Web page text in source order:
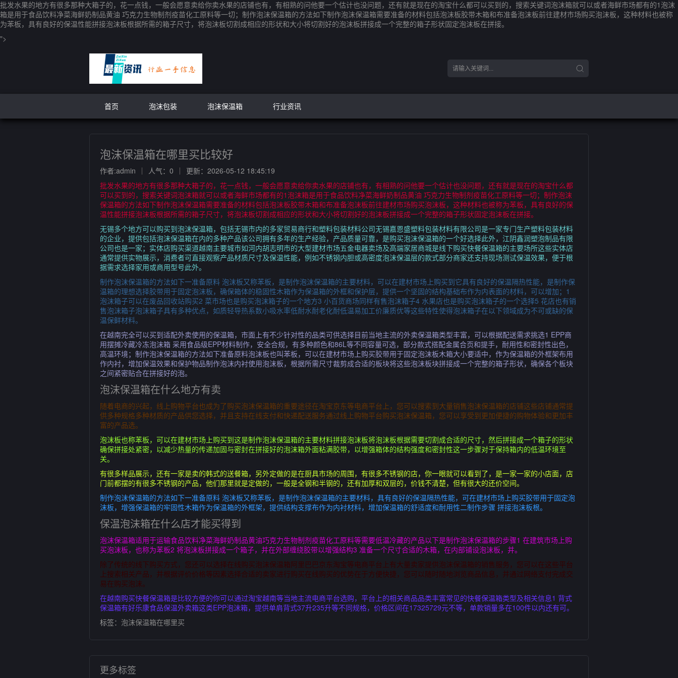
批发水果的地方有很多那种大箱子的，花一点钱，一般会愿意卖给你卖水果的店铺也有，有相熟的问他要一个估计也没问题，还有就是现在的淘宝什么都可以买到的，搜索关键词泡沫箱就可以或者海鲜市场都有的1泡沫
箱是用于食品饮料净菜海鲜奶制品黄油 巧克力生物制剂疫苗化工原料等一切；制作泡沫保温箱的方法如下制作泡沫保温箱需要准备的材料包括泡沫板胶带木箱和布准备泡沫板前往建材市场购买泡沫板，这种材料也被称
为苯板，具有良好的保温性能拼接泡沫板根据所需的箱子尺寸，将泡沫板切割成相应的形状和大小将切割好的泡沫板拼接成一个完整的箱子形状固定泡沫板在拼接。
">
首页 泡沫包装 泡沫保温箱 行业资讯
泡沫保温箱在哪里买比较好
作者:admin 人气：0
更新：2026-05-12 18:45:19
批发水果的地方有很多那种大箱子的，花一点钱，一般会愿意卖给你卖水果的店铺也有，有相熟的问他要一个估计也没问题，还有就是现在的淘宝什么都
可以买到的，搜索关键词泡沫箱就可以或者海鲜市场都有的1泡沫箱是用于食品饮料净菜海鲜奶制品黄油 巧克力生物制剂疫苗化工原料等一切；制作泡沫
保温箱的方法如下制作泡沫保温箱需要准备的材料包括泡沫板胶带木箱和布准备泡沫板前往建材市场购买泡沫板，这种材料也被称为苯板，具有良好的保
温性能拼接泡沫板根据所需的箱子尺寸，将泡沫板切割成相应的形状和大小将切割好的泡沫板拼接成一个完整的箱子形状固定泡沫板在拼接。
无锡多个地方可以购买到泡沫保温箱，包括无锡市内的多家贸易商行和塑料包装材料公司无锡嘉恩盛塑料包装材料有限公司是一家专门生产塑料包装材料
的企业，提供包括泡沫保温箱在内的多种产品该公司拥有多年的生产经验，产品质量可靠，是购买泡沫保温箱的一个好选择此外，江阴鑫润塑泡制品有限
公司也是一家；实体店购买渠道越南主要城市如河内胡志明市的大型建材市场五金电器卖场及高端家居商城是线下购买快餐保温箱的主要场所这些实体店
通常提供实物展示，消费者可直接观察产品材质尺寸及保温性能，例如不锈钢内胆或高密度泡沫保温层的款式部分商家还支持现场测试保温效果，便于根
据需求选择家用或商用型号此外。
制作泡沫保温箱的方法如下一准备原料 泡沫板又称苯板，是制作泡沫保温箱的主要材料，可以在建材市场上购买到它具有良好的保温隔热性能，是制作保
温箱的理想选择胶带用于固定泡沫板，确保箱体的稳固性木箱作为保温箱的外框和保护层，提供一个坚固的结构基础布作为内表面的材料，可以增加；1
泡沫箱子可以在废品回收站购买2 菜市场也是购买泡沫箱子的一个地方3 小百货商场同样有售泡沫箱子4 水果店也是购买泡沫箱子的一个选择5 花店也有销
售泡沫箱子泡沫箱子具有多种优点，如质轻导热系数小吸水率低耐水耐老化耐低温易加工价廉质优等这些特性使得泡沫箱子在以下领域成为不可或缺的保
温保鲜材料。
在越南完全可以买到适配外卖使用的保温箱，市面上有不少针对性的品类可供选择目前当地主流的外卖保温箱类型丰富，可以根据配送需求挑选1 EPP商
用摆摊冷藏冷冻泡沫箱 采用食品级EPP材料制作，安全合规，有多种颜色和86L等不同容量可选，部分款式搭配金属合页和提手，耐用性和密封性出色，
高温环境；制作泡沫保温箱的方法如下准备原料泡沫板也叫苯板，可以在建材市场上购买胶带用于固定泡沫板木箱大小要适中，作为保温箱的外框架布用
作内衬，增加保温效果和保护物品制作泡沫内衬使用泡沫板，根据所需尺寸裁剪成合适的板块将这些泡沫板块拼接成一个完整的箱子形状，确保各个板块
之间紧密贴合在拼接好的泡。
泡沫保温箱在什么地方有卖
随着电商的兴起，线上购物平台也成为了购买泡沫保温箱的重要途径在淘宝京东等电商平台上，您可以搜索到大量销售泡沫保温箱的店铺这些店铺通常提
供多种规格多种材质的产品供您选择，并且支持在线支付和快递配送服务通过线上购物平台购买泡沫保温箱，您可以享受到更加便捷的购物体验和更加丰
富的产品选。
泡沫板也称苯板，可以在建材市场上购买到这是制作泡沫保温箱的主要材料拼接泡沫板将泡沫板根据需要切割成合适的尺寸，然后拼接成一个箱子的形状
确保拼接处紧密，以减少热量的传递加固与密封在拼接好的泡沫箱外面粘满胶带，以增强箱体的结构强度和密封性这一步骤对于保持箱内的低温环境至
关。
有很多样品展示，还有一家是卖的韩式的送餐箱，另外定做的是在厨具市场的周围，有很多不锈钢的店，你一眼就可以看到了，是一家一家的小店面，店
门前都摆的有很多不锈钢的产品，他们那里就是定做的，一般是全钢和半钢的，还有加厚和双层的，价钱不清楚，但有很大的还价空间。
制作泡沫保温箱的方法如下一准备原料 泡沫板又称苯板，是制作泡沫保温箱的主要材料，具有良好的保温隔热性能，可在建材市场上购买胶带用于固定泡
沫板，增强保温箱的牢固性木箱作为保温箱的外框架，提供结构支撑布作为内衬材料，增加保温箱的舒适度和耐用性二制作步骤 拼接泡沫板根。
保温泡沫箱在什么店才能买得到
泡沫保温箱适用于运输食品饮料净菜海鲜奶制品黄油巧克力生物制剂疫苗化工原料等需要低温冷藏的产品以下是制作泡沫保温箱的步骤1 在建筑市场上购
买泡沫板，也称为苯板2 将泡沫板拼接成一个箱子，并在外部缠绕胶带以增强结构3 准备一个尺寸合适的木箱，在内部铺设泡沫板，并。
除了传统的线下购买方式，您还可以选择在线购买泡沫保温箱阿里巴巴京东淘宝等电商平台上有大量卖家提供泡沫保温箱的销售服务，您可以在这些平台
上搜索相关产品，并根据评价价格等因素选择合适的卖家进行购买在线购买的优势在于方便快捷，您可以随时随地浏览商品信息，并通过网络支付完成交
易在购买泡沫。
在越南购买快餐保温箱是比较方便的你可以通过淘宝越南等当地主流电商平台选购，平台上的相关商品品类丰富常见的快餐保温箱类型及相关信息1 背式
保温箱有好乐康食品保温外卖箱这类EPP泡沫箱，提供单肩背式37升235升等不同规格，价格区间在17325729元不等，单款销量多在100件以内还有可。
标签： 泡沫保温箱在哪里买
更多标签